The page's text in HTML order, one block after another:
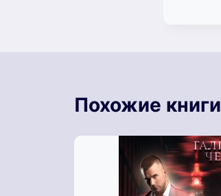
Похожие книги